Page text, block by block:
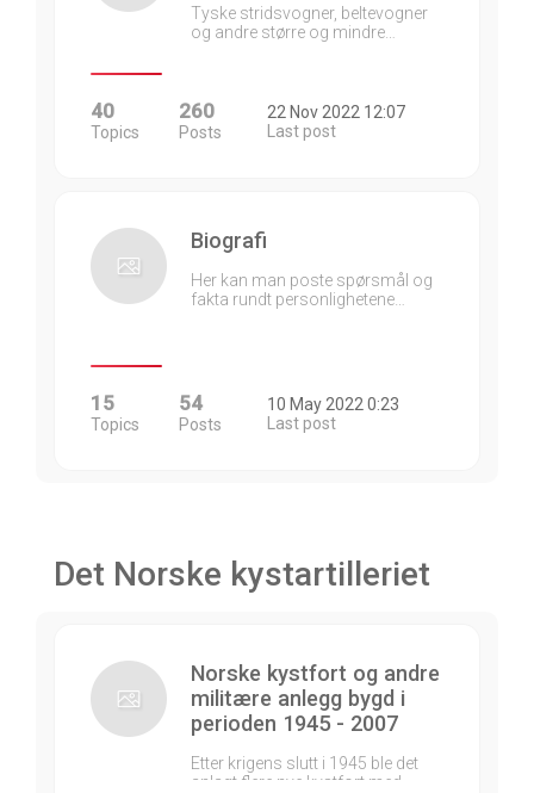
Tyske stridsvogner, beltevogner
og andre større og mindre…
40
Topics
260
Posts
22 Nov 2022 12:07
Last post
Biografi
Her kan man poste spørsmål og
fakta rundt personlighetene…
15
Topics
54
Posts
10 May 2022 0:23
Last post
Det Norske kystartilleriet
Norske kystfort og andre
militære anlegg bygd i
perioden 1945 - 2007
Etter krigens slutt i 1945 ble det
anlagt flere nye kystfort med…